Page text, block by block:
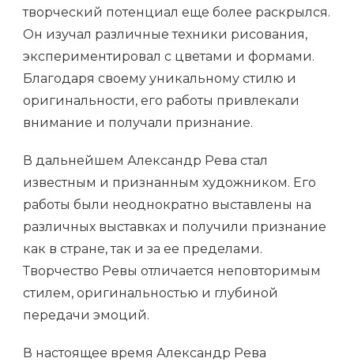
творческий потенциал еще более раскрылся.
Он изучал различные техники рисования,
экспериментировал с цветами и формами.
Благодаря своему уникальному стилю и
оригинальности, его работы привлекали
внимание и получали признание.
В дальнейшем Александр Рева стал
известным и признанным художником. Его
работы были неоднократно выставлены на
различных выставках и получили признание
как в стране, так и за ее пределами.
Творчество Ревы отличается неповторимым
стилем, оригинальностью и глубиной
передачи эмоций.
В настоящее время Александр Рева